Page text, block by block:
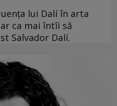
lui Dalí în arta
ca mai întîi să
Salvador Dalí.